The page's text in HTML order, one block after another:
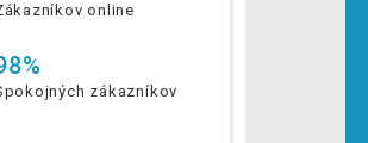
online
zákazníkov